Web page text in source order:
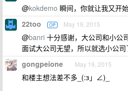
@kokdemo 瞬间，你就让我又开
22too OP May 19, 2015
@banri 十分感谢，大公司和小公
面试大公司无望，所以就选小公司
gongpeione May 19, 2015
和楼主想法差不多_(:з」∠)_